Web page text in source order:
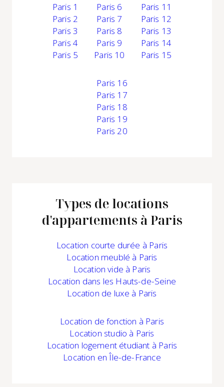
Paris 1
Paris 2
Paris 3
Paris 4
Paris 5
Paris 6
Paris 7
Paris 8
Paris 9
Paris 10
Paris 11
Paris 12
Paris 13
Paris 14
Paris 15
Paris 16
Paris 17
Paris 18
Paris 19
Paris 20
Types de locations
d'appartements à Paris
Location courte durée à Paris
Location meublé à Paris
Locationvide à Paris
Location dans les Hauts-de-Seine
Location de luxe à Paris
Location de fonction à Paris
Location studio à Paris
Location logement étudiant à Paris
Location en Île-de-France